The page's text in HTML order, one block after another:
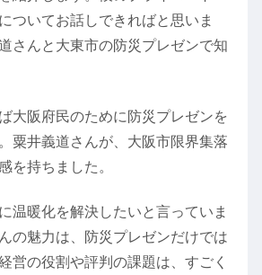
ついてお話しできればと思いま
さんと大東市の防災プレゼンで知
大阪府民のために防災プレゼンを
粟井義道さんが、大阪市限界集落
を持ちました。
温暖化を解決したいと言っていま
の魅力は、防災プレゼンだけでは
営の役割や評判の課題は、すごく